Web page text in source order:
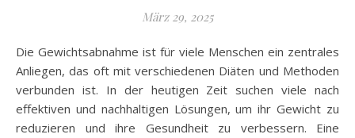
März 29, 2025
Die Gewichtsabnahme ist für viele Menschen ein zentrales
Anliegen, das oft mit verschiedenen Diäten und Methoden
verbunden ist. In der heutigen Zeit suchen viele nach
effektiven und nachhaltigen Lösungen, um ihr Gewicht zu
reduzieren und ihre Gesundheit zu verbessern. Eine